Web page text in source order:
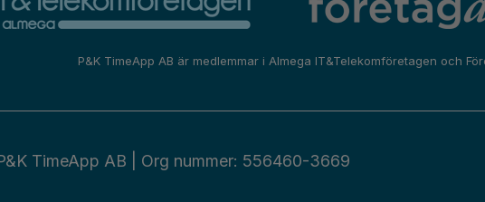
P&K TimeApp AB är medlemmar i Almega IT&Telekomföretagen och
TimeApp AB | Org nummer: 556460-3669